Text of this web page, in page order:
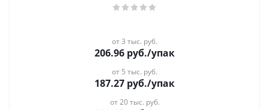
от 3 тыс. руб.
206.96 руб./упак
от 5 тыс. руб.
187.27 руб./упак
от 20 тыс. руб.